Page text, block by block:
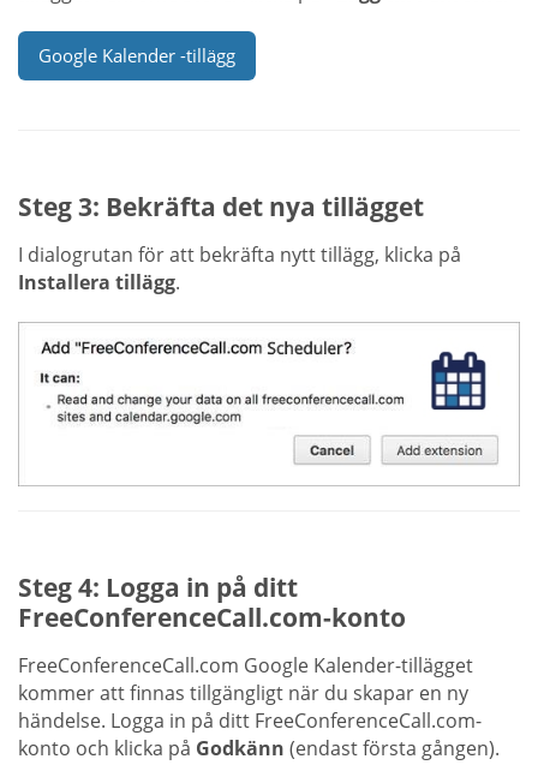
Google Kalender -tillägg
Steg 3: Bekräfta det nya tillägget
I dialogrutan för att bekräfta nytt tillägg, klicka på
Installera tillägg.
Steg 4: Logga in på ditt
FreeConferenceCall.com-konto
FreeConferenceCall.com Google Kalender-tillägget
kommer att finnas tillgängligt när du skapar en ny
händelse. Logga in på ditt FreeConferenceCall.com-
konto och klicka på Godkänn (endast första gången).